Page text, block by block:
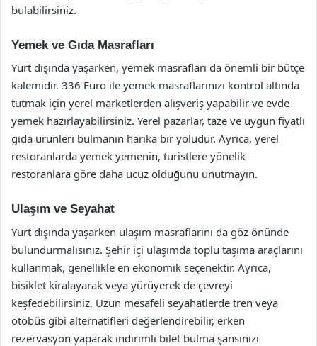
bulabilirsiniz.
Yemek ve Gıda Masrafları
Yurt dışında yaşarken, yemek masrafları da önemli bir bütçe
kalemidir. 336 Euro ile yemek masraflarınızı kontrol altında
tutmak için yerel marketlerden alışveriş yapabilir ve evde
yemek hazırlayabilirsiniz. Yerel pazarlar, taze ve uygun fiyatlı
gıda ürünleri bulmanın harika bir yoludur. Ayrıca, yerel
restoranlarda yemek yemenin, turistlere yönelik
restoranlara göre daha ucuz olduğunu unutmayın.
Ulaşım ve Seyahat
Yurt dışında yaşarken ulaşım masraflarını da göz önünde
bulundurmalısınız. Şehir içi ulaşımda toplu taşıma araçlarını
kullanmak, genellikle en ekonomik seçenektir. Ayrıca,
bisiklet kiralayarak veya yürüyerek de çevreyi
keşfedebilirsiniz. Uzun mesafeli seyahatlerde tren veya
otobüs gibi alternatifleri değerlendirebilir, erken
rezervasyon yaparak indirimli bilet bulma şansınızı